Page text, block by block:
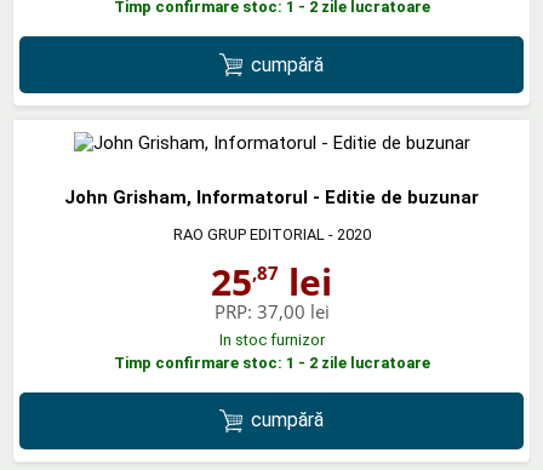
Timp confirmare stoc: 1 - 2 zile lucratoare
cumpără
John Grisham, Informatorul - Editie de buzunar
RAO GRUP EDITORIAL- 2020
25,87 lei
PRP: 37,00 lei
In stoc furnizor
Timp confirmare stoc: 1 - 2 zile lucratoare
cumpără